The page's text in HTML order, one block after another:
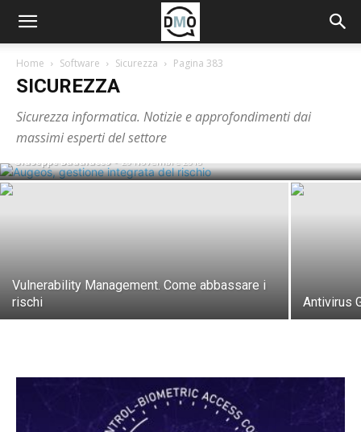
Home Software Sicurezza Pagina 383
SICUREZZA
Sicurezza informatica. Notizie e approfondimenti dai
massimi esperti del settore
Augeos, gestione integrata del rischio.
Focus su finance
Giuseppe Badalucco - 20 Novembre 2018
Vulnerability Management. Come abbassare i
rischi
Antivirus